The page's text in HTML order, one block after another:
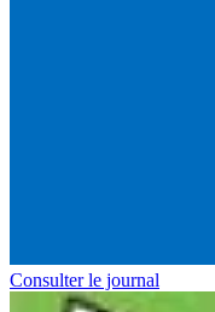
Consulter le journal